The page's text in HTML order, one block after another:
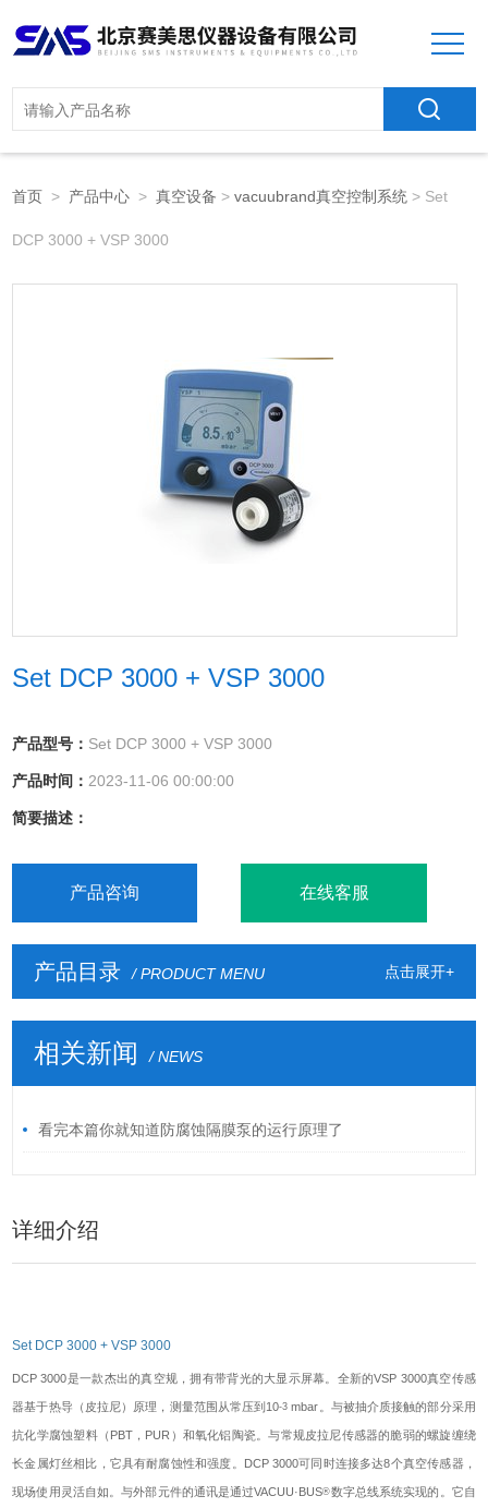
首页 > 产品中心 >真空设备 >vacuubrand真空控制系统 > Set
DCP 3000 + VSP 3000
Set DCP 3000 + VSP 3000
产品型号： Set DCP 3000 + VSP 3000
产品时间： 2023-11-06 00:00:00
简要描述：
产品咨询 在线客服
产品目录 / PRODUCT MENU 点击展开+
相关新闻 / NEWS
看完本篇你就知道防腐蚀隔膜泵的运行原理了
详细介绍
Set DCP 3000 + VSP 3000
DCP 3000是一款杰出的真空规，拥有带背光的大显示屏幕。全新的VSP 3000真空传感
器基于热导（皮拉尼）原理，测量范围从常压到10-3 mbar。与被抽介质接触的部分采用
抗化学腐蚀塑料（PBT，PUR）和氧化铝陶瓷。与常规皮拉尼传感器的脆弱的螺旋缠绕
长金属灯丝相比，它具有耐腐蚀性和强度。DCP 3000可同时连接多达8个真空传感器，
现场使用灵活自如。与外部元件的通讯是通过VACUU·BUS®数字总线系统实现的。它自